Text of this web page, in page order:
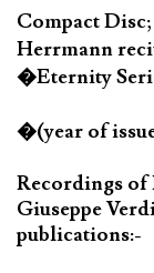
Compact
Herrmann
�Eternity
�(year of
Recordings
Giuseppe
publications:-